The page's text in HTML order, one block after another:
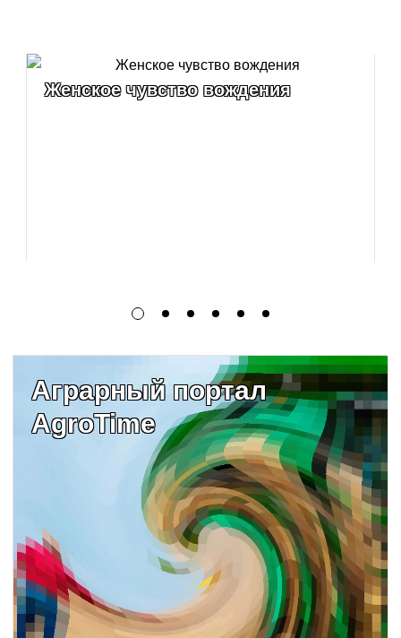
Женское чувство вождения
Аграрный портал
AgroTime